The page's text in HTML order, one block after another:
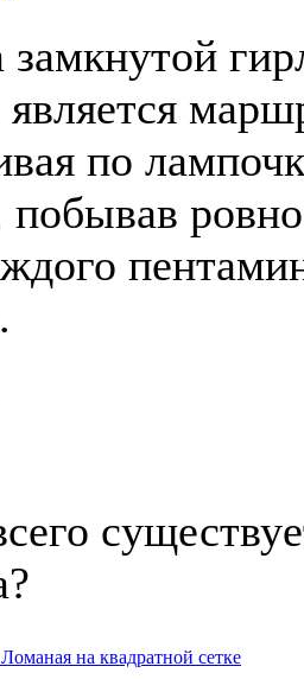
по
побывав
на квадратной сетке